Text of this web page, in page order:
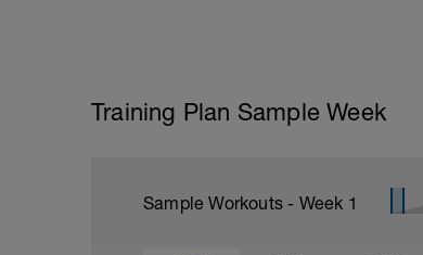
Training Plan Sample Week
Sample Workouts - Week 1